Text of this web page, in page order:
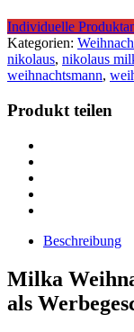
Individuelle
Kategorien:
nikolaus, nikolaus
weihnachtsmann,
Produkt teilen
Beschreibung
Milka
als